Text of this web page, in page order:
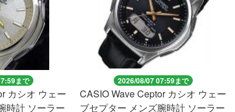
まで
カシオ ウェー
時計 ソーラー
2026/08/07 07:59まで
CASIO Wave Ceptor カシオ ウェー
ブセプター メンズ腕時計 ソーラー